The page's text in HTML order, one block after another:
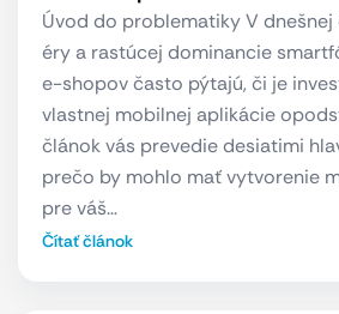
Úvod do problematiky V
éry a rastúcej dominancie
e-shopov často pýtajú, či je
vlastnej mobilnej aplikácie
článok vás prevedie desiatimi
prečo by mohlo mať vytvorenie
pre váš…
Čítať článok